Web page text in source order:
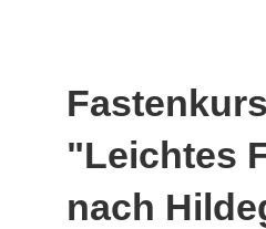
Fastenkurs
"Leichtes
nach